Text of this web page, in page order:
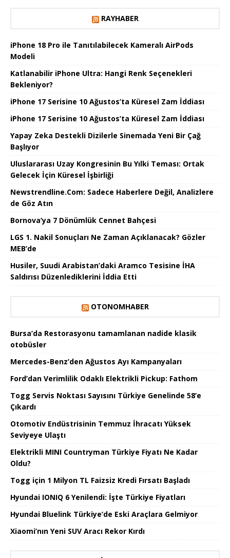
RAYHABER
iPhone 18 Pro ile Tanıtılabilecek Kameralı AirPods
Modeli
Katlanabilir iPhone Ultra: Hangi Renk Seçenekleri
Bekleniyor?
iPhone 17 Serisine 10 Ağustos’ta Küresel Zam İddiası
iPhone 17 Serisine 10 Ağustos’ta Küresel Zam İddiası
Yapay Zeka Destekli Dizilerle Sinemada Yeni Bir Çağ
Başlıyor
Uluslararası Uzay Kongresinin Bu Yılki Teması: Ortak
Gelecek İçin Küresel İşbirliği
Newstrendline.Com: Sadece Haberlere Değil, Analizlere
de Göz Atın
Bornova’ya 7 Dönümlük Cennet Bahçesi
LGS 1. Nakil Sonuçları Ne Zaman Açıklanacak? Gözler
MEB’de
Husiler, Suudi Arabistan’daki Aramco Tesisine İHA
Saldırısı Düzenlediklerini İddia Etti
OTONOMHABER
Bursa’da Restorasyonu tamamlanan nadide klasik
otobüsler
Mercedes-Benz’den Ağustos Ayı Kampanyaları
Ford’dan Verimlilik Odaklı Elektrikli Pickup: Fathom
Togg Servis Noktası Sayısını Türkiye Genelinde 58’e
Çıkardı
Otomotiv Endüstrisinin Temmuz İhracatı Yüksek
Seviyeye Ulaştı
Elektrikli MINI Countryman Türkiye Fiyatı Ne Kadar
Oldu?
Togg için 1 Milyon TL Faizsiz Kredi Fırsatı Başladı
Hyundai IONIQ 6 Yenilendi: İşte Türkiye Fiyatları
Hyundai Bluelink Türkiye’de Eski Araçlara Gelmiyor
Xiaomi’nın Yeni SUV Aracı Rekor Kırdı